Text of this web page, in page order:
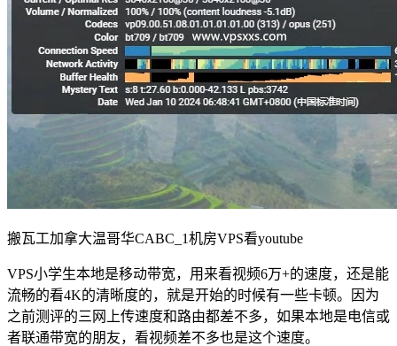
搬瓦工加拿大温哥华CABC_1机房VPS看youtube
VPS小学生本地是移动带宽，用来看视频6万+的速度，还是能
流畅的看4K的清晰度的，就是开始的时候有一些卡顿。因为
之前测评的三网上传速度和路由都差不多，如果本地是电信或
者联通带宽的朋友，看视频差不多也是这个速度。